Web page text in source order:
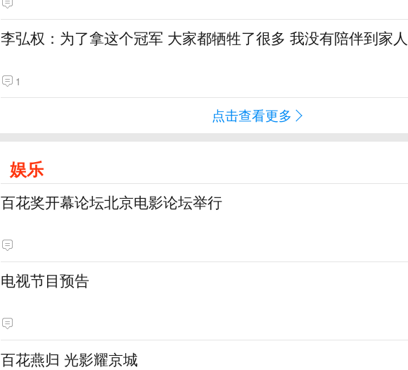
李弘权：为了拿这个冠军 大家都牺牲了很多 我没有陪伴到家人
1
点击查看更多
娱乐
百花奖开幕论坛北京电影论坛举行
电视节目预告
百花燕归 光影耀京城